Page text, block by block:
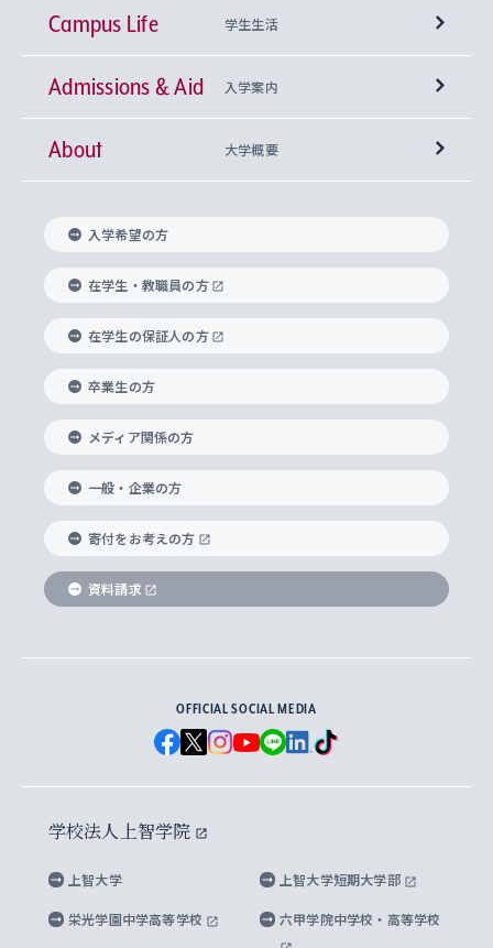
神学部
文学部
総合人間科学部
経済学部
外国語学部
総合グローバル学部
国際教養学部
理工学部
Futures） – 持続可能な未来を考える６学科連携
興味から学科を探す
上智大学の全学共通教育
基盤教育センター
キリスト教人間学
身体知
思考と表現
データサイエンス
上智大学の語学教育
言語教育研究センター
上智大学のグローバル教育
グローバル教育センター
上智大学で学ぶ
海外で学ぶ
学びのサポート
大学院
神学研究科
実践宗教学研究科
総合人間科学研究科
経済学研究科
グローバル・スタディーズ研究科
助産学専攻科
生涯学習
研究所 等
キリスト教文化研究所
中世思想研究所
国際言語情報研究所
グローバル・コンサーン研究所
比較文化研究所
ヨーロッパ研究所
アジア文化研究所
アメリカ・カナダ研究所
メディア・ジャーナリズム研究所
水稀少社会研究センター
先進機械・構造材料イノベーションセンター
Sophia Open Research Weeks (SORW)
産官学連携
知的財産
研究支援制度
重点領域研究・自由課題研究
研究活動に関する法令・研究費の使用について
Campus Life 学生生活
学期区分と授業時間割
課外活動
課外教育プログラム
ボランティア活動
グローバルな学びのコミュニティ
学生の相談窓口
心身の健康相談
ハラスメント防止の取り組み
障がいのある学生への支援
キャリア形成サポート
キャリア形成支援プログラム
就職（内定先）・進路統計
企業の採用ご担当者様へのご案内
住まいのサポート
Admissions & Aid 入学案内
上智大学で取得できる学位
入れの方針）
科目等履修生
研究生・外国人特別研究生・国費留学生
交換留学生(海外大学から上智大学で学ぶ)
ノンディグリー生
Sophia Short-term Program受講生
学費・奨学金
学部入学前に出願する奨学金
国による高等教育の修学支援新制度
大学院生対象の奨学金
海外留学する際の費用と奨学金
About 大学概要
理事長・学長メッセージ
学長・副学長紹介
上智大学の精神
上智大学の理念
上智大学の沿革
ソフィア・アーカイブズ
上智大学とカトリック
グローバルエンゲージメント
上智大学を訪れた世界の知性
国連Weeks・アフリカWeeks
ダイバーシティ＆サステナビリティへの取り組み
上智大学公式ソーシャルメディア
学校法人上智学院について
数字で見る上智大学
上智大学のネットワーク
父母・保証人とのネットワーク
学外とのネットワーク
上智大学の出版物
上智大学大学案内・大学院案内
英文広報誌 SOPHIA magazine
上智大学のビジュアル・アイデンティティ
上智大学ビジュアル・アイデンティティ
上智大学校歌 ・上智大学学生歌
上智大学への取材・キャンパスでの撮影について
上智大学の公開情報
上智大学の教育研究活動等の情報公表
キャンパス案内
入学希望の方
在学生・教職員の方
在学生の保証人の方
卒業生の方
メディア関係の方
一般・企業の方
寄付をお考えの方
資料請求
OFFICIAL SOCIAL MEDIA
学校法人上智学院
上智大学 上智大学短期大学部
栄光学園中学高等学校 六甲学院中学校・高等学校